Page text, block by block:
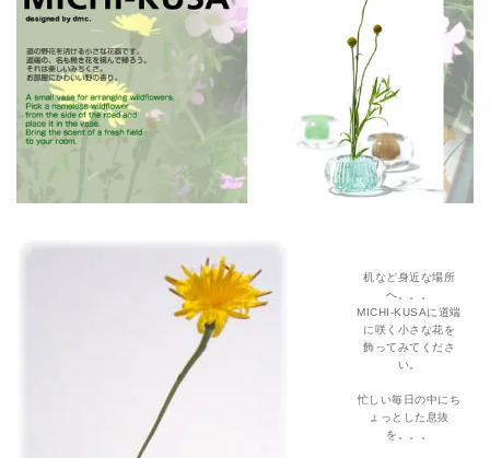
机など身近な場所
へ。。。
MICHI-KUSAに道端
に咲く小さな花を
飾ってみてくださ
い。
忙しい毎日の中にち
ょっとした息抜
を。。。